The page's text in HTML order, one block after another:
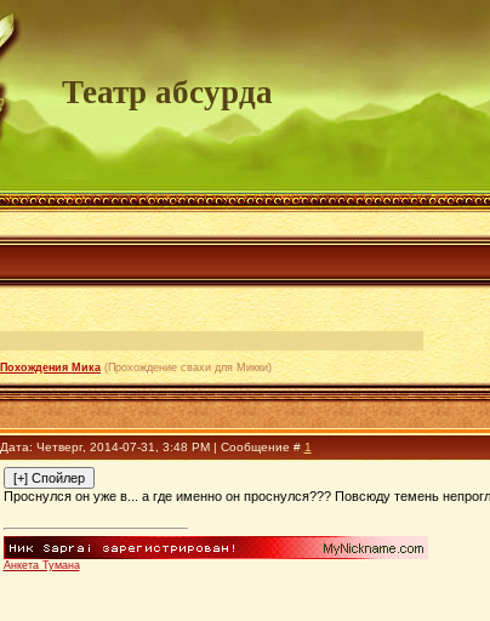
Театр абсурда
Похождения Мика (Прохождение свахи для Микки)
Дата: Четверг, 2014-07-31, 3:48 PM | Сообщение # 1
Проснулся он уже в... а где именно он проснулся??? Повсюду темень
Анкета Тумана